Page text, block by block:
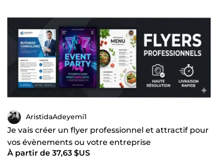
AristidaAdeyemi1
Je vais créer un flyer professionnel et attractif pour
vos évènements ou votre entreprise
À partir de 37,63 $US